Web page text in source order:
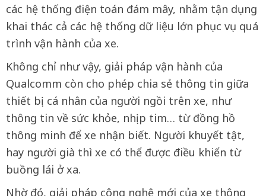
các hệ thống điện toán đám mây, nhằm tận dụng
khai thác cả các hệ thống dữ liệu lớn phục vụ quá
trình vận hành của xe.
Không chỉ như vậy, giải pháp vận hành của
Qualcomm còn cho phép chia sẻ thông tin giữa
thiết bị cá nhân của người ngồi trên xe, như
thông tin về sức khỏe, nhịp tim… từ đồng hồ
thông minh để xe nhận biết. Người khuyết tật,
hay người già thì xe có thể được điều khiển từ
buồng lái ở xa.
Nhờ đó, giải pháp công nghệ mới của xe thông